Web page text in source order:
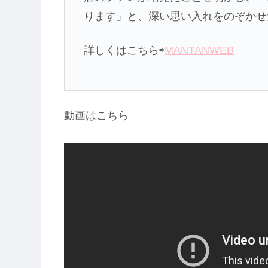
ります」と、深い思い入れをのぞか
詳しくはこちら⇨MANTANWEB
動画はこちら